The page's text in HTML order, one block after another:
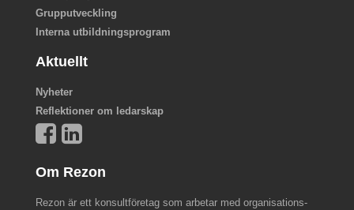
Grupputveckling
Interna utbildningsprogram
Aktuellt
Nyheter
Reflektioner om ledarskap
Om Rezon
Rezon är ett konsultföretag som arbetar med organisations-